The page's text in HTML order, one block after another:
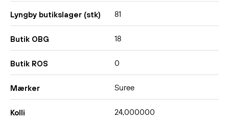
Lyngby butikslager (stk) 81
Butik OBG 18
Butik ROS 0
Mærker Suree
Kolli 24,000000